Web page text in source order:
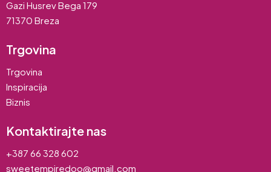
Gazi Husrev Bega 179
71370 Breza
Trgovina
Trgovina
Inspiracija
Biznis
Kontaktirajte nas
+387 66 328 602
sweetempiredoo@gmail.com